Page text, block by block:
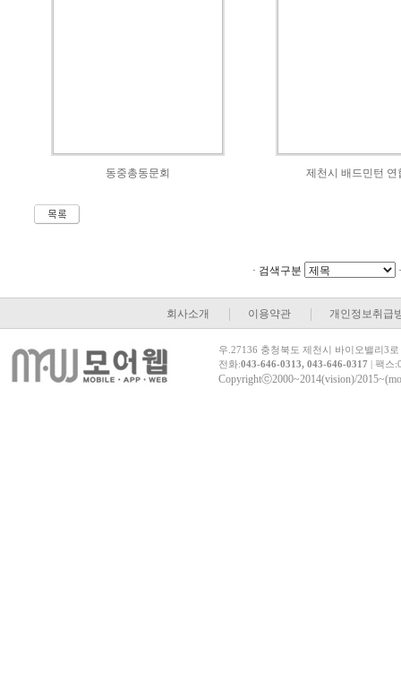
동중총동문회 제천시 배드민턴 연
· 검색구분
회사소개 이용약관 개인정보취급
우.27136 충청북도 제천시 바이오밸리3
전화:043-646-0313, 043-646-0317 | 팩스
Copyrightⓒ2000~2014(vision)/